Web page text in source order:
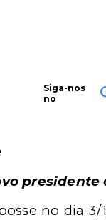
Siga-nos
no
presidente
no dia 3/